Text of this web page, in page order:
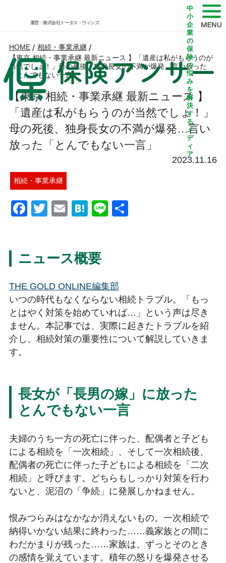
運営：株式会社トータス・ウィンズ
中
小
企
業
の
保
険
の
悩
み
を
解
決
す
る
メ
デ
ィ
ア
HOME / 相続・事業承継 /
【東京 相続・事業承継 最新ニュース 】「遺産は私がもらうのが
当然でしょ！」母の死後、独身長女の不満が爆発…言い放った
「とんでもない一言」
【東京 相続・事業承継 最新ニュース 】
「遺産は私がもらうのが当然でしょ！」
母の死後、独身長女の不満が爆発…言い
放った「とんでもない一言」
2023.11.16
相続・事業承継
Facebook
Twitter
EmailHatena
Line共
ニュース概要
THE GOLD ONLINE編集部
いつの時代もなくならない相続トラブル。「もっ
とはやく対策を始めていれば…」という声は尽き
ません。本記事では、実際に起きたトラブルを紹
介し、相続対策の重要性について解説していきま
す。
長女が「長男の嫁」に放った
とんでもない一言
夫婦のうち一方の死亡に伴った、配偶者と子ども
による相続を「一次相続」、そして一次相続後、
配偶者の死亡に伴った子どもによる相続を「二次
相続」と呼びます。どちらもしっかり対策を行わ
ないと、泥沼の「争続」に発展しかねません。
恨みつらみはなかなか消えないもの。一次相続で
納得いかない結果に終わった……義家族との間に
わだかまりが残った……家族は、ずっとそのとき
の感情を覚えています。積年の怒りを爆発させる